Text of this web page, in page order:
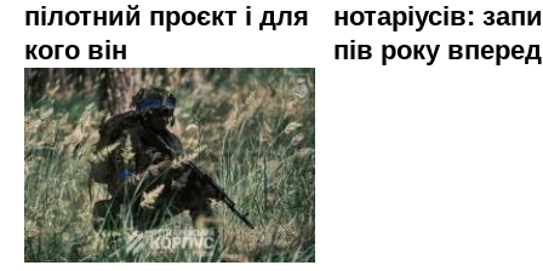
пілотний проєкт і для
кого він
нотаріусів:
пів року вперед